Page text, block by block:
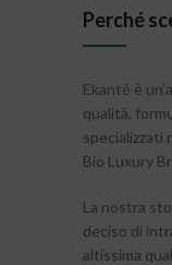
Perché
Ekanté è
qualità,
specializzati
Bio Luxury
La nostra
deciso di
altissima